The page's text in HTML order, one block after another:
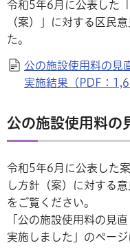
令和5年6月に公表した
（案）」に対する区民
た。
公の施設使用料の見
実施結果（PDF：
公の施設使用料の
令和5年6月に公表した
し方針（案）に対する
をご覧ください。
「公の施設使用料の見
実施しました」のページ